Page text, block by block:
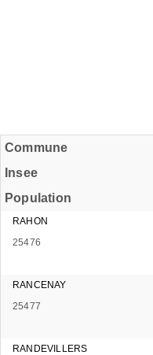
Commune
Insee
Population
RAHON
25476
RANCENAY
25477
RANDEVILLERS